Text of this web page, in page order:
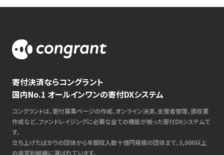
寄付決済ならコングラント
国内No.1 オールインワンの寄付DXシステム
コングラントは、寄付募集ページの作成、オンライン決済、支援者管理、領収書
作成など、ファンドレイジングに必要な全ての機能が揃った寄付DXシステムで
す。
立ち上げたばかりの団体から年間収入数十億円規模の団体まで、3,000以上
の非営利組織に選ばれています。